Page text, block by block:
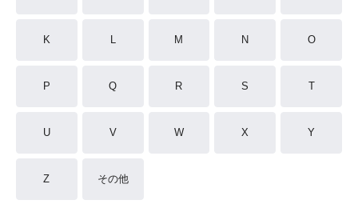
K L M N O
P Q R S T
U V W X Y
Z その他